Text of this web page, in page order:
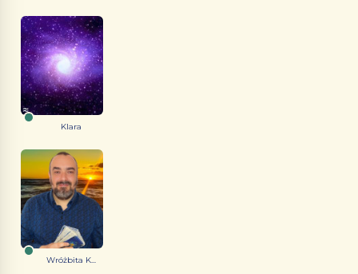
Klara
Wróżbita K...